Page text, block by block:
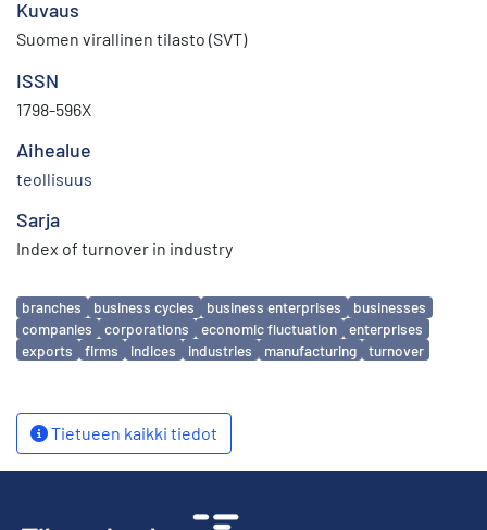
Kuvaus
Suomen virallinen tilasto (SVT)
ISSN
1798-596X
Aihealue
teollisuus
Sarja
Index of turnover in industry
Avainsanat
branches business cycles business enterprises
businesses
companies
corporations economic fluctuation
enterprises
exports
firms indices industries manufacturing turnover
Tietueen kaikki tiedot